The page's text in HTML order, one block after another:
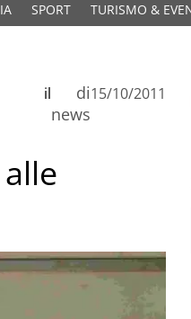
SPORT TURISMO &
di
news
il 15/10/2011